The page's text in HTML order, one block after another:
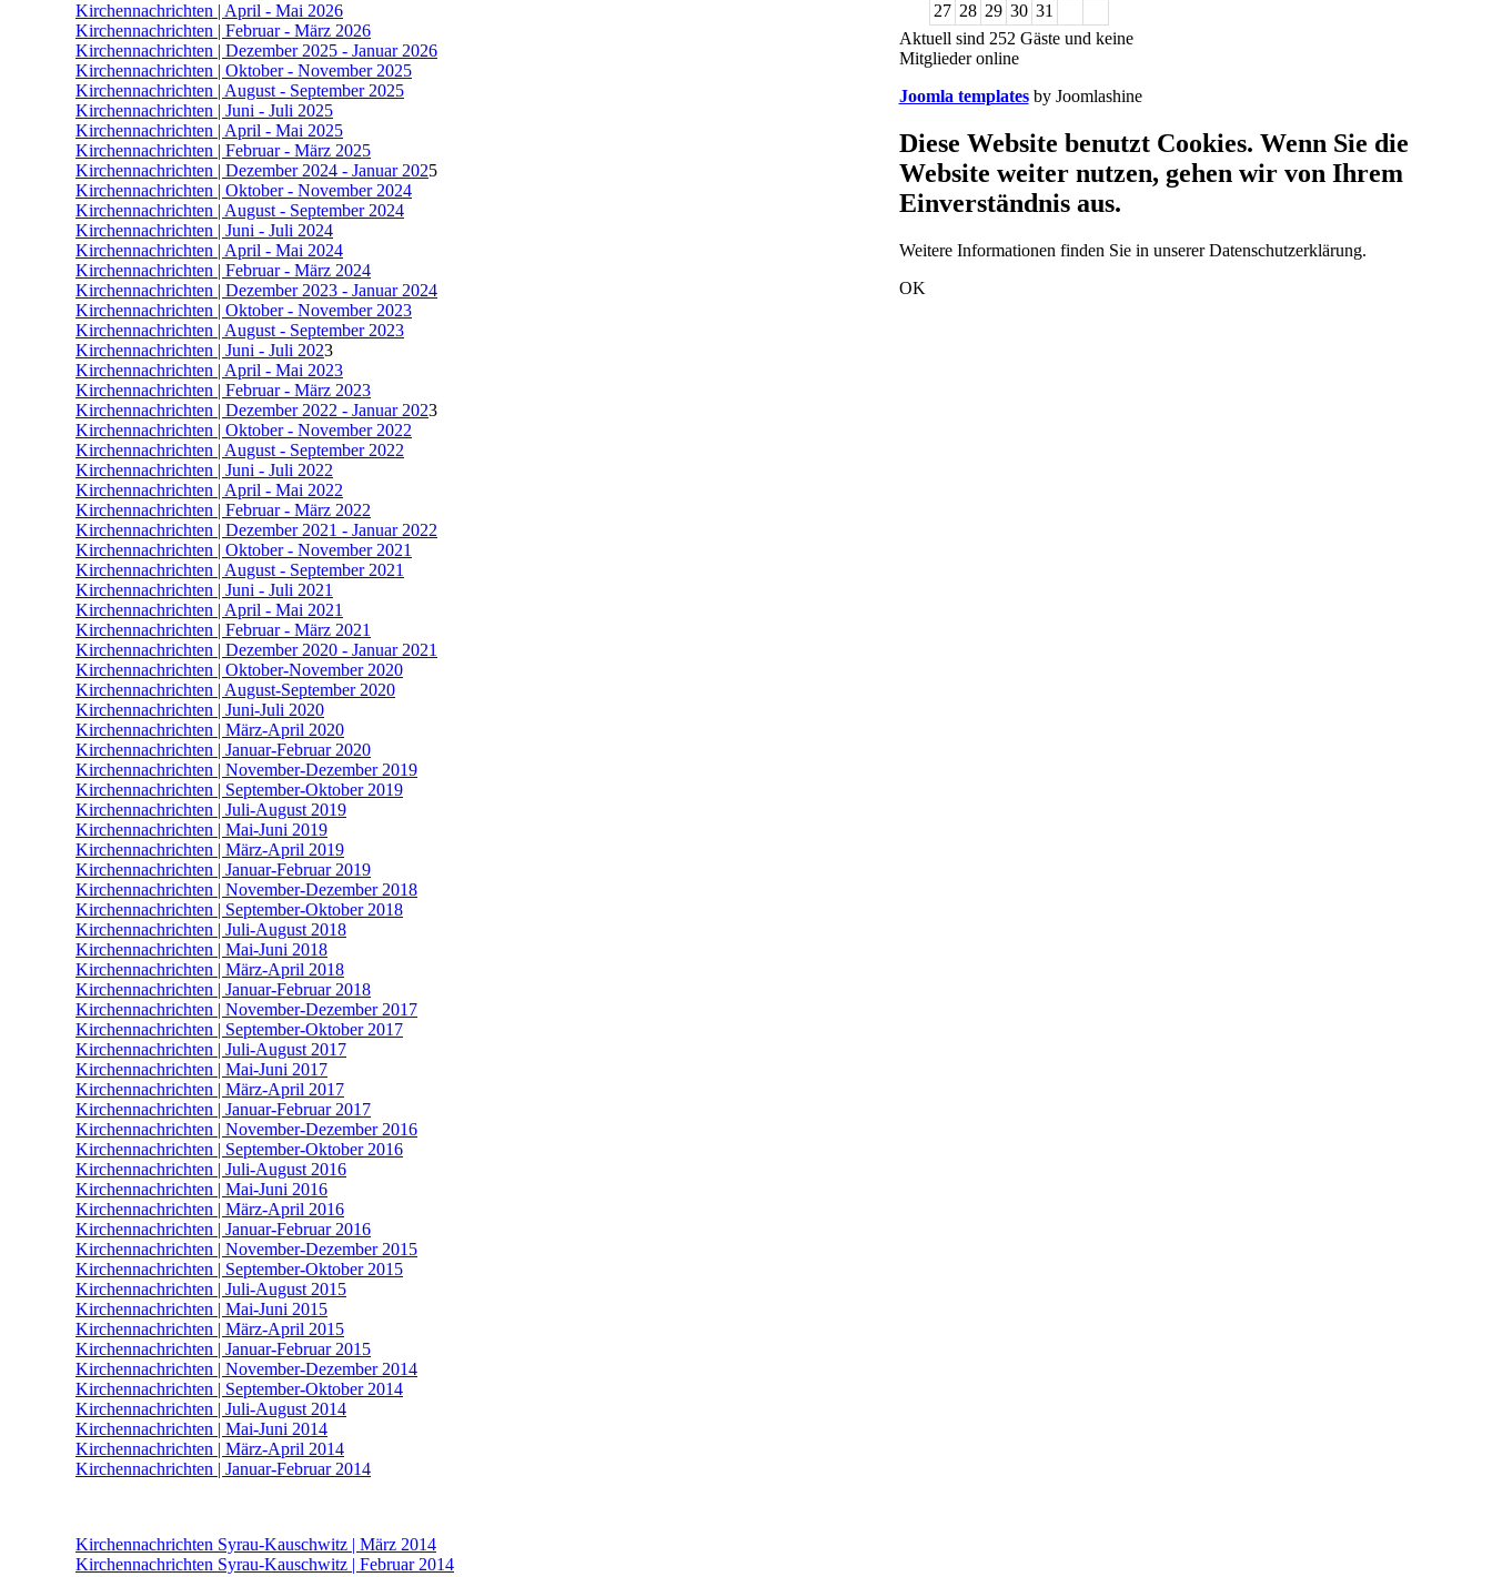
Kirchennachrichten | April - Mai 2026
Kirchennachrichten | Februar - März 2026
Kirchennachrichten | Dezember 2025 - Januar 2026
Kirchennachrichten | Oktober - November 2025
Kirchennachrichten | August - September 2025
Kirchennachrichten | Juni - Juli 2025
Kirchennachrichten | April - Mai 2025
Kirchennachrichten | Februar - März 2025
Kirchennachrichten | Dezember 2024 - Januar 2025
Kirchennachrichten | Oktober - November 2024
Kirchennachrichten | August - September 2024
Kirchennachrichten | Juni - Juli 2024
Kirchennachrichten | April - Mai 2024
Kirchennachrichten | Februar - März 2024
Kirchennachrichten | Dezember 2023 - Januar 2024
Kirchennachrichten | Oktober - November 2023
Kirchennachrichten | August - September 2023
Kirchennachrichten | Juni - Juli 2023
Kirchennachrichten | April - Mai 2023
Kirchennachrichten | Februar - März 2023
Kirchennachrichten | Dezember 2022 - Januar 2023
Kirchennachrichten | Oktober - November 2022
Kirchennachrichten | August - September 2022
Kirchennachrichten | Juni - Juli 2022
Kirchennachrichten | April - Mai 2022
Kirchennachrichten | Februar - März 2022
Kirchennachrichten | Dezember 2021 - Januar 2022
Kirchennachrichten | Oktober - November 2021
Kirchennachrichten | August - September 2021
Kirchennachrichten | Juni - Juli 2021
Kirchennachrichten | April - Mai 2021
Kirchennachrichten | Februar - März 2021
Kirchennachrichten | Dezember 2020 - Januar 2021
Kirchennachrichten | Oktober-November 2020
Kirchennachrichten | August-September 2020
Kirchennachrichten | Juni-Juli 2020
Kirchennachrichten | März-April 2020
Kirchennachrichten | Januar-Februar 2020
Kirchennachrichten | November-Dezember 2019
Kirchennachrichten | September-Oktober 2019
Kirchennachrichten | Juli-August 2019
Kirchennachrichten | Mai-Juni 2019
Kirchennachrichten | März-April 2019
Kirchennachrichten | Januar-Februar 2019
Kirchennachrichten | November-Dezember 2018
Kirchennachrichten | September-Oktober 2018
Kirchennachrichten | Juli-August 2018
Kirchennachrichten | Mai-Juni 2018
Kirchennachrichten | März-April 2018
Kirchennachrichten | Januar-Februar 2018
Kirchennachrichten | November-Dezember 2017
Kirchennachrichten | September-Oktober 2017
Kirchennachrichten | Juli-August 2017
Kirchennachrichten | Mai-Juni 2017
Kirchennachrichten | März-April 2017
Kirchennachrichten | Januar-Februar 2017
Kirchennachrichten | November-Dezember 2016
Kirchennachrichten | September-Oktober 2016
Kirchennachrichten | Juli-August 2016
Kirchennachrichten | Mai-Juni 2016
Kirchennachrichten | März-April 2016
Kirchennachrichten | Januar-Februar 2016
Kirchennachrichten | November-Dezember 2015
Kirchennachrichten | September-Oktober 2015
Kirchennachrichten | Juli-August 2015
Kirchennachrichten | Mai-Juni 2015
Kirchennachrichten | März-April 2015
Kirchennachrichten | Januar-Februar 2015
Kirchennachrichten | November-Dezember 2014
Kirchennachrichten | September-Oktober 2014
Kirchennachrichten | Juli-August 2014
Kirchennachrichten | Mai-Juni 2014
Kirchennachrichten | März-April 2014
Kirchennachrichten | Januar-Februar 2014
Kirchennachrichten Syrau-Kauschwitz | März 2014
Kirchennachrichten Syrau-Kauschwitz | Februar 2014
27 28 29 30 31
Aktuell sind 252 Gäste und keine
Mitglieder online
Joomla templatesby Joomlashine
Diese Website benutzt Cookies. Wenn Sie die
Website weiter nutzen, gehen wir von Ihrem
Einverständnis aus.
Weitere Informationen finden Sie in unserer Datenschutzerklärung.
OK